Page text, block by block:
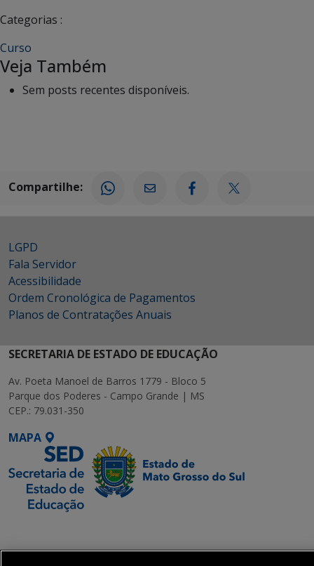
Categorias :
Curso
Veja Também
Sem posts recentes disponíveis.
Compartilhe:
LGPD
Fala Servidor
Acessibilidade
Ordem Cronológica de Pagamentos
Planos de Contratações Anuais
SECRETARIA DE ESTADO DE EDUCAÇÃO
Av. Poeta Manoel de Barros 1779 - Bloco 5
Parque dos Poderes - Campo Grande | MS
CEP.: 79.031-350
MAPA
Executiva de